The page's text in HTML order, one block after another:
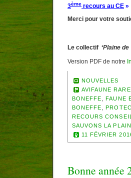
3ème recours au CE »
Merci pour votre
Le collectif ‘Plaine de
Version PDF de notre
NOUVELLES
AVIFAUNE RARE
BONEFFE
FAUNE
BONEFFE
RECOURS
SAUVONS LA
11 FÉVRIER
Bonne année